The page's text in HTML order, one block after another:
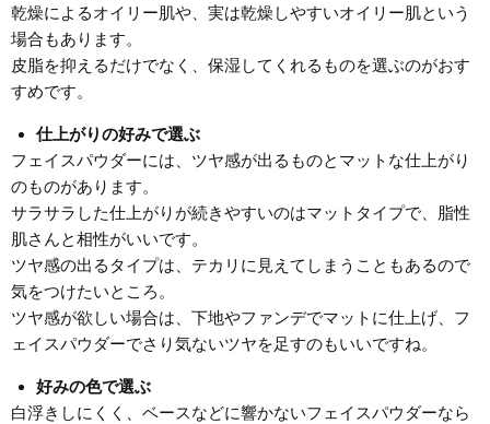
乾燥によるオイリー肌や、実は乾燥しやすいオイリー肌という
場合もあります。
皮脂を抑えるだけでなく、保湿してくれるものを選ぶのがおす
すめです。
仕上がりの好みで選ぶ
フェイスパウダーには、ツヤ感が出るものとマットな仕上がり
のものがあります。
サラサラした仕上がりが続きやすいのはマットタイプで、脂性
肌さんと相性がいいです。
ツヤ感の出るタイプは、テカリに見えてしまうこともあるので
気をつけたいところ。
ツヤ感が欲しい場合は、下地やファンデでマットに仕上げ、フ
ェイスパウダーでさり気ないツヤを足すのもいいですね。
好みの色で選ぶ
白浮きしにくく、ベースなどに響かないフェイスパウダーなら